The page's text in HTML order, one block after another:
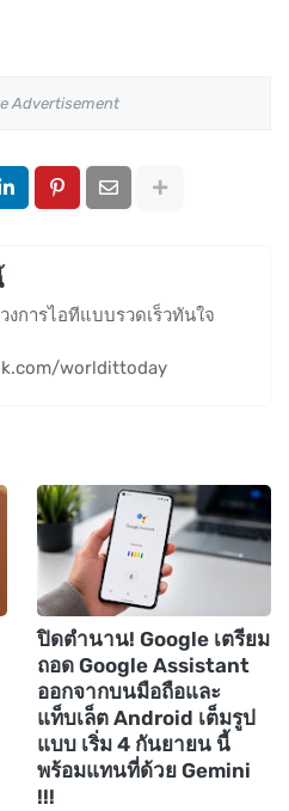
Advertisement
งการไอทีแบบรวดเร็วทันใจ
worldittoday
ปิดตำนาน! Google เตรียม
ถอด Google Assistant
ออกจากบนมือถือและ
แท็บเล็ต Android เต็มรูป
แบบ เริ่ม 4 กันยายน นี้
พร้อมแทนที่ด้วย Gemini
!!!